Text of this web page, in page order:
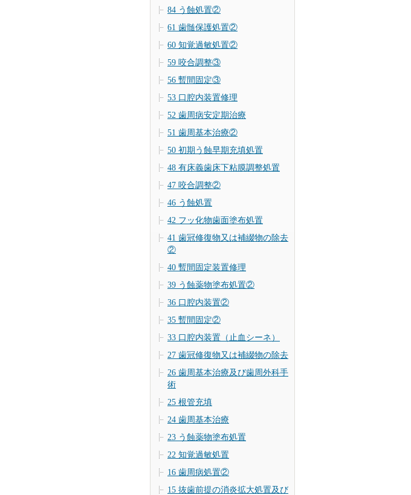
84 う蝕処置②
61 歯髄保護処置②
60 知覚過敏処置②
59 咬合調整③
56 暫間固定③
53 口腔内装置修理
52 歯周病安定期治療
51 歯周基本治療②
50 初期う蝕早期充填処置
48 有床義歯床下粘膜調整処置
47 咬合調整②
46 う蝕処置
42 フッ化物歯面塗布処置
41 歯冠修復物又は補綴物の除去
②
40 暫間固定装置修理
39 う蝕薬物塗布処置②
36 口腔内装置②
35 暫間固定②
33 口腔内装置（止血シーネ）
27 歯冠修復物又は補綴物の除去
26 歯周基本治療及び歯周外科手
術
25 根管充填
24 歯周基本治療
23 う蝕薬物塗布処置
22 知覚過敏処置
16 歯周病処置②
15 抜歯前提の消炎拡大処置及び